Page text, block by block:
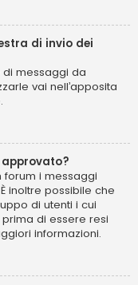
di invio dei
di messaggi da
vai nell’apposita
approvato?
forum i messaggi
inoltre possibile che
di utenti i cui
di essere resi
informazioni.